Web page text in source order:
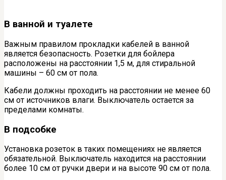
В ванной и туалете
Важным правилом прокладки кабелей в ванной
является безопасность. Розетки для бойлера
расположены на расстоянии 1,5 м, для стиральной
машины – 60 см от пола.
Кабели должны проходить на расстоянии не менее 60
см от источников влаги. Выключатель остается за
пределами комнаты.
В подсобке
Установка розеток в таких помещениях не является
обязательной. Выключатель находится на расстоянии
более 10 см от ручки двери и на высоте 90 см от пола.